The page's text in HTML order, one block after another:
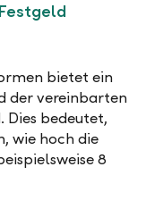
bietet ein
der vereinbarten
Dies bedeutet,
wie hoch die
8